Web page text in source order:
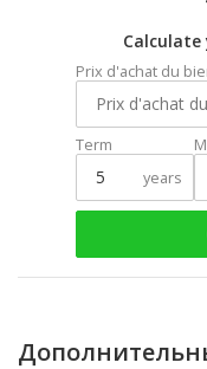
Prix d'achat du
Term
years